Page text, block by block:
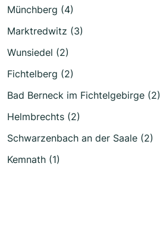
Münchberg (4)
Marktredwitz (3)
Wunsiedel (2)
Fichtelberg (2)
Bad Berneck im Fichtelgebirge (2)
Helmbrechts (2)
Schwarzenbach an der Saale (2)
Kemnath (1)